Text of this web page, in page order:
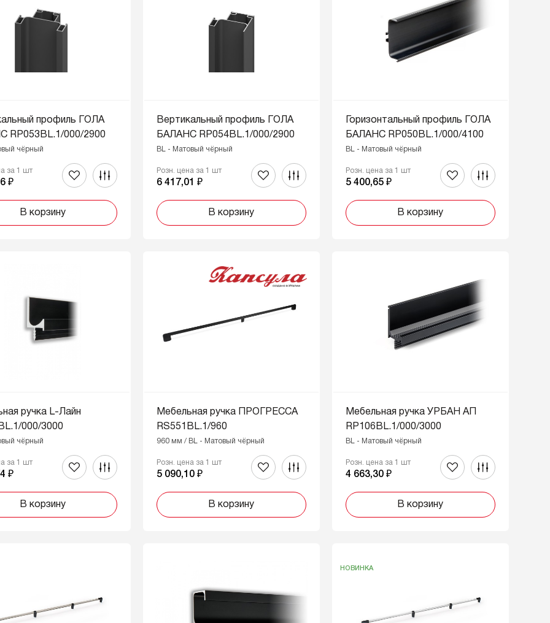
профиль ГОЛА
RP053BL.1/000/2900
чёрный
за 1 шт
₽
В корзину
Вертикальный профиль ГОЛА
БАЛАНС RP054BL.1/000/2900
BL - Матовый чёрный
Розн. цена за 1 шт
6 417,01 ₽
В корзину
Горизонтальный профиль ГОЛА
БАЛАНС RP050BL.1/000/4100
BL - Матовый чёрный
Розн. цена за 1 шт
5 400,65 ₽
В корзину
ручка L-Лайн
000/3000
чёрный
за 1 шт
₽
В корзину
Мебельная ручка ПРОГРЕССА
RS551BL.1/960
960 мм / BL - Матовый чёрный
Розн. цена за 1 шт
5 090,10 ₽
В корзину
Мебельная ручка УРБАН АП
RP106BL.1/000/3000
BL - Матовый чёрный
Розн. цена за 1 шт
4 663,30 ₽
В корзину
НОВИНКА